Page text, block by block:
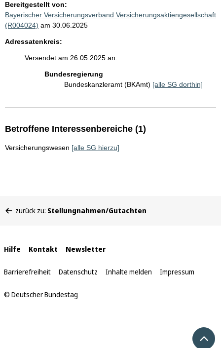
Bereitgestellt von:
Bayerischer Versicherungsverband Versicherungsaktiengesellschaft
(R004024) am 30.06.2025
Adressatenkreis:
Versendet am 26.05.2025 an:
Bundesregierung
Bundeskanzleramt (BKAmt) [alle SG dorthin]
Betroffene Interessenbereiche (1)
Versicherungswesen [alle SG hierzu]
befinden
zurück zu: Stellungnahmen/Gutachten
Interne
Links
Hilfe Kontakt Newsletter
Barrierefreiheit Datenschutz Inhalte melden Impressum
© Deutscher Bundestag